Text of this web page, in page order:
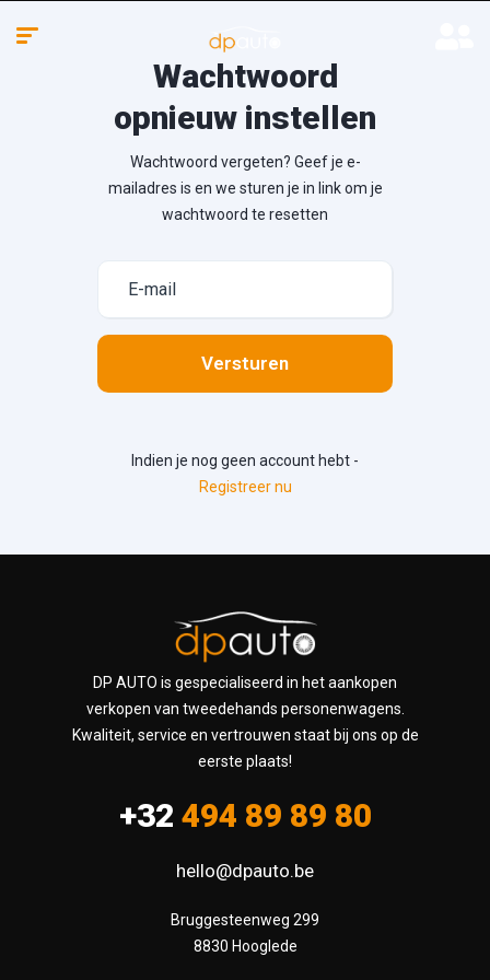
Wachtwoord
opnieuw instellen
Wachtwoord vergeten? Geef je e-
mailadres is en we sturen je in link om je
wachtwoord te resetten
Versturen
Indien je nog geen account hebt -
Registreer nu
DP AUTO is gespecialiseerd in het aankopen
verkopen van tweedehands personenwagens.
Kwaliteit, service en vertrouwen staat bij ons op de
eerste plaats!
+32 494 89 89 80
hello@dpauto.be
Bruggesteenweg 299
8830 Hooglede